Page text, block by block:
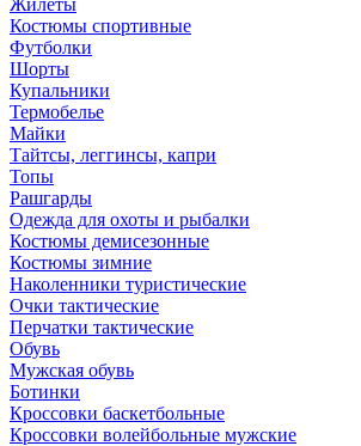
Жилеты
Костюмы спортивные
Футболки
Шорты
Купальники
Термобелье
Майки
Тайтсы, леггинсы, капри
Топы
Рашгарды
Одежда для охоты и рыбалки
Костюмы демисезонные
Костюмы зимние
Наколенники туристические
Очки тактические
Перчатки тактические
Обувь
Мужская обувь
Ботинки
Кроссовки баскетбольные
Кроссовки волейбольные мужские